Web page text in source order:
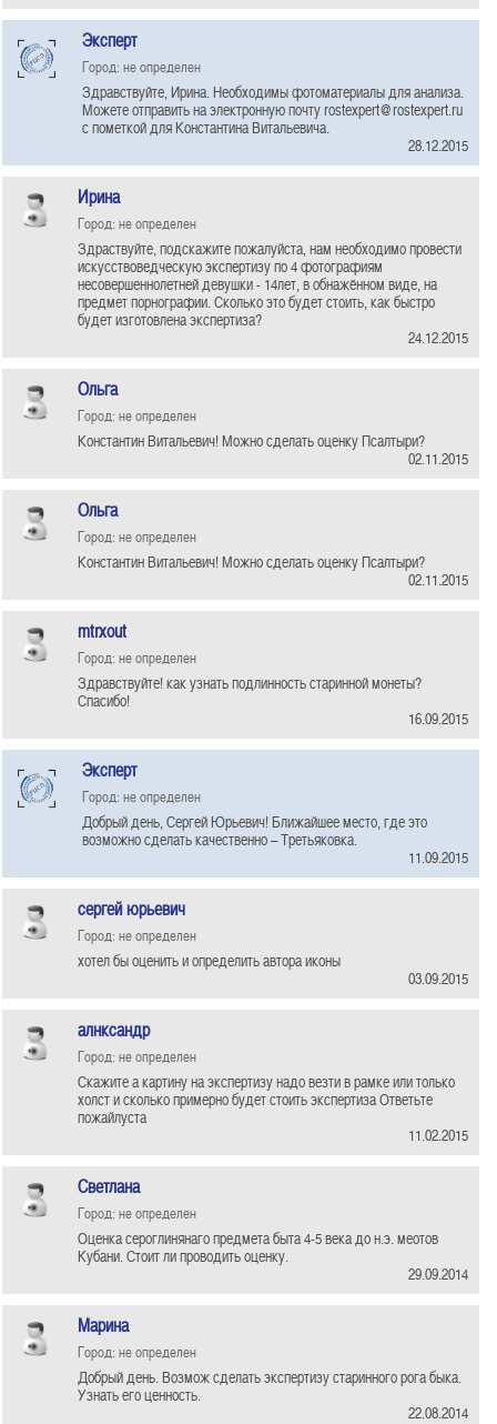
Эксперт
Город: не определен
Здравствуйте, Ирина. Необходимы фотоматериалы для анализа.
Можете отправить на электронную почту rostexpert@rostexpert.ru
с пометкой для Константина Витальевича.
28.12.2015
Ирина
Город: не определен
Здраствуйте, подскажите пожалуйста, нам необходимо провести
искусствоведческую экспертизу по 4 фотографиям
несовершеннолетней девушки - 14лет, в обнажённом виде, на
предмет порнографии. Сколько это будет стоить, как быстро
будет изготовлена экспертиза?
24.12.2015
Ольга
Город: не определен
Константин Витальевич! Можно сделать оценку Псалтыри?
02.11.2015
Ольга
Город: не определен
Константин Витальевич! Можно сделать оценку Псалтыри?
02.11.2015
mtrxout
Город: не определен
Здравствуйте! как узнать подлинность старинной монеты?
Спасибо!
16.09.2015
Эксперт
Город: не определен
Добрый день, Сергей Юрьевич! Ближайшее место, где это
возможно сделать качественно – Третьяковка.
11.09.2015
сергей юрьевич
Город: не определен
хотел бы оценить и определить автора иконы
03.09.2015
алнксандр
Город: не определен
Скажите а картину на экспертизу надо везти в рамке или только
холст и сколько примерно будет стоить экспертиза Ответьте
пожайлуста
11.02.2015
Светлана
Город: не определен
Оценка сероглинянаго предмета быта 4-5 века до н.э. меотов
Кубани. Стоит ли проводить оценку.
29.09.2014
Марина
Город: не определен
Добрый день. Возмож сделать экспертизу старинного рога быка.
Узнать его ценность.
22.08.2014